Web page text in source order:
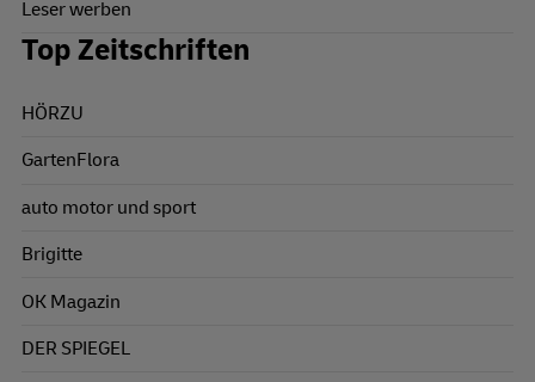
Leser werben
Top Zeitschriften
HÖRZU
GartenFlora
auto motor und sport
Brigitte
OK Magazin
DER SPIEGEL